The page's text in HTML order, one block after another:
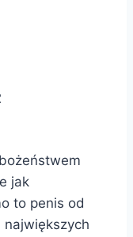
jak
to penis od
największych